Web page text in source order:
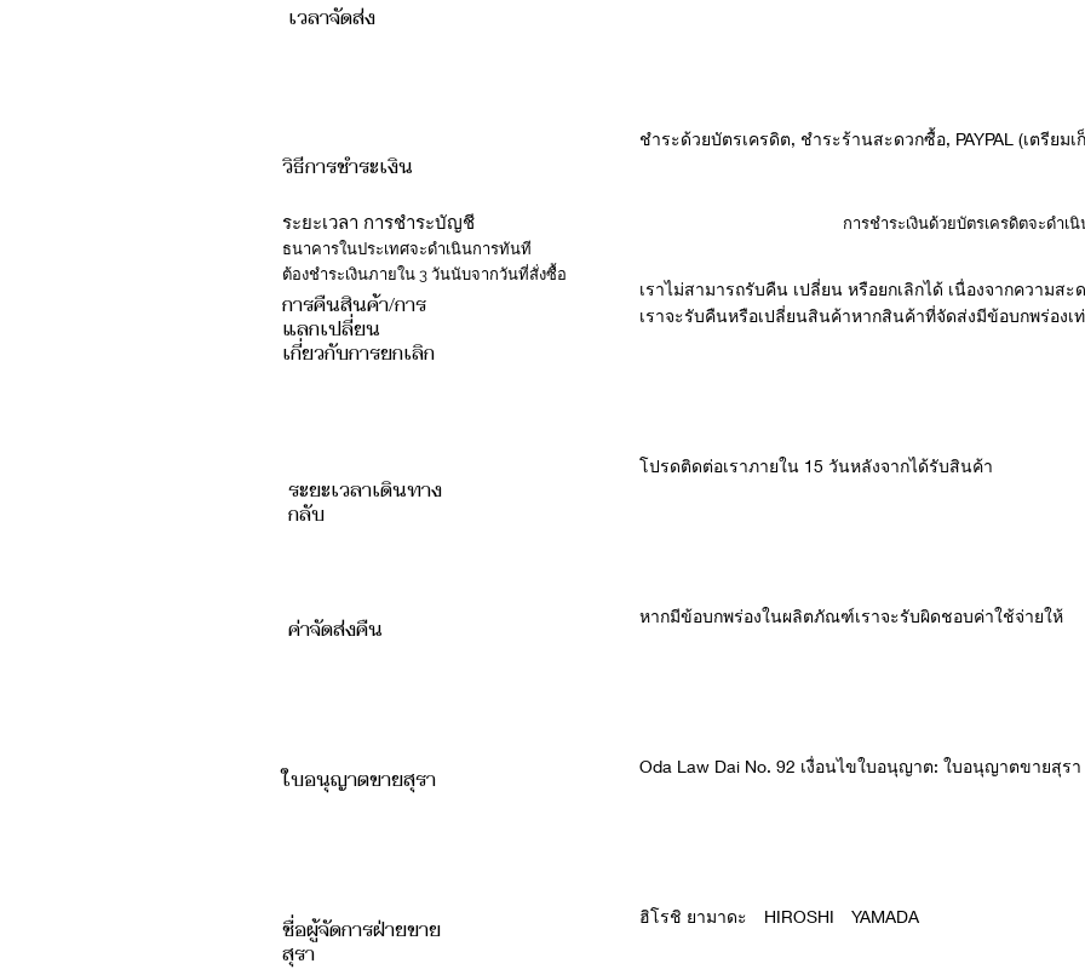
ชำระด้วยบัตรเครดิต, ชำระร้านสะดวกซื้อ, PAYPAL (เตรียมเ
เราไม่สามารถรับคืน เปลี่ยน หรือยกเลิกได้ เนื่องจากความสะ
เราจะรับคืนหรือเปลี่ยนสินค้าหากสินค้าที่จัดส่งมีข้อบกพร่องเ
โปรดติดต่อเราภายใน 15 วันหลังจากได้รับสินค้า
หากมีข้อบกพร่องในผลิตภัณฑ์เราจะรับผิดชอบค่าใช้จ่ายให้
Oda Law Dai No. 92 เงื่อนไขใบอนุญาต: ใบอนุญาตขายสุรา
ฮิโรชิ ยามาดะ HIROSHI YAMADA
เวลาจัดส่ง
วิธีการชำระเงิน
การคืนสินค้า/การ
แลกเปลี่ยน
เกี่ยวกับการยกเลิก
ระยะเวลาเดินทาง
กลับ
ค่าจัดส่งคืน
ใบอนุญาตขายสุรา
ชื่อผู้จัดการฝ่ายขาย
สุรา
​ระยะเวลา การชำระบัญชี
การชำระเงินด้วยบัตรเครดิตจะดำ
ธนาคารในประเทศจะดำเนินการทันที
ต้องชำระเงินภายใน 3 วันนับจากวันที่สั่งซื้อ